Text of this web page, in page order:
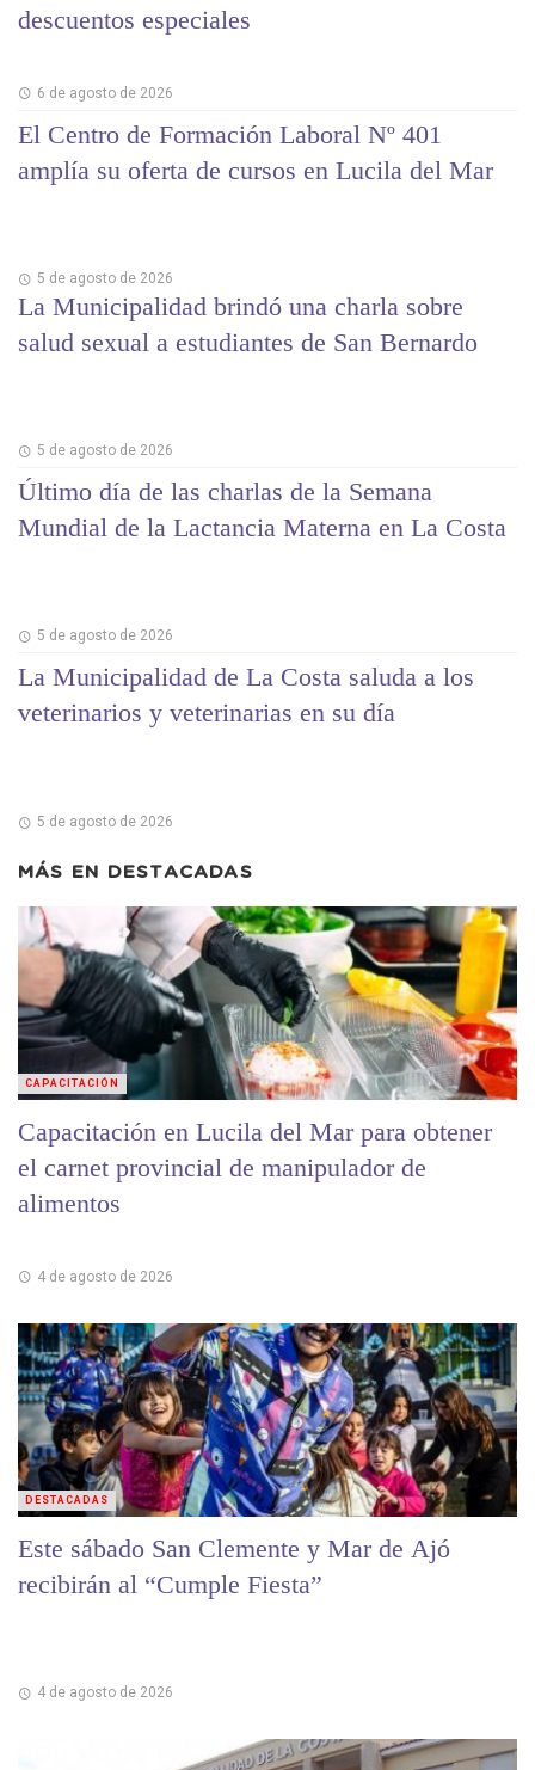
descuentos especiales
6 de agosto de 2026
El Centro de Formación Laboral Nº 401
amplía su oferta de cursos en Lucila del Mar
5 de agosto de 2026
La Municipalidad brindó una charla sobre
salud sexual a estudiantes de San Bernardo
5 de agosto de 2026
Último día de las charlas de la Semana
Mundial de la Lactancia Materna en La Costa
5 de agosto de 2026
La Municipalidad de La Costa saluda a los
veterinarios y veterinarias en su día
5 de agosto de 2026
MÁS EN DESTACADAS
Capacitación en Lucila del Mar para obtener
el carnet provincial de manipulador de
alimentos
4 de agosto de 2026
CAPACITACIÓN
Este sábado San Clemente y Mar de Ajó
recibirán al “Cumple Fiesta”
4 de agosto de 2026
DESTACADAS